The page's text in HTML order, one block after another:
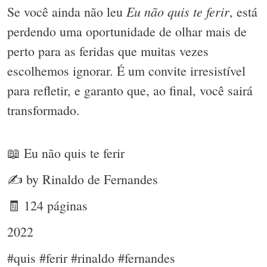
Se você ainda não leu Eu não quis te ferir, está
perdendo uma oportunidade de olhar mais de
perto para as feridas que muitas vezes
escolhemos ignorar. É um convite irresistível
para refletir, e garanto que, ao final, você sairá
transformado.
📖 Eu não quis te ferir
✍ by Rinaldo de Fernandes
🧾 124 páginas
2022
#quis #ferir #rinaldo #fernandes